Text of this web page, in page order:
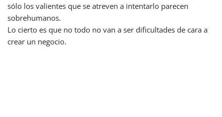
sólo los valientes que se atreven a intentarlo parecen
sobrehumanos.
Lo cierto es que no todo no van a ser dificultades de cara a
crear un negocio.